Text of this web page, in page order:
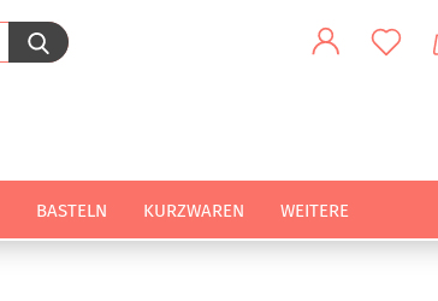
BASTELN KURZWAREN WEITERE